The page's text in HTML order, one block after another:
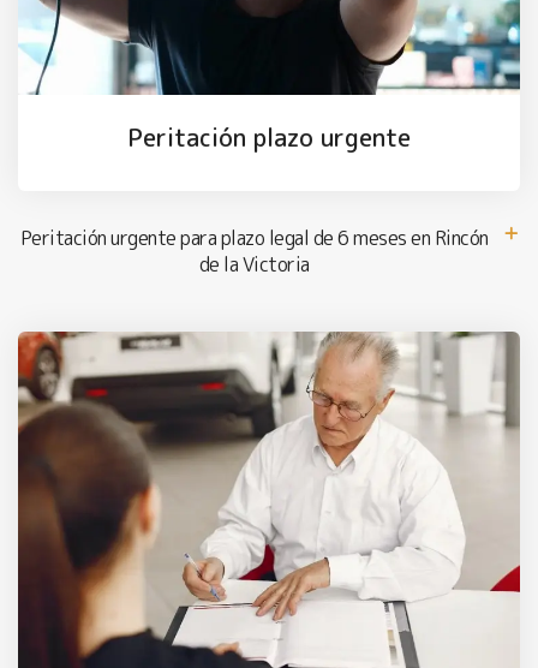
Peritación plazo urgente
Peritación urgente para plazo legal de 6 meses en Rincón
de la Victoria